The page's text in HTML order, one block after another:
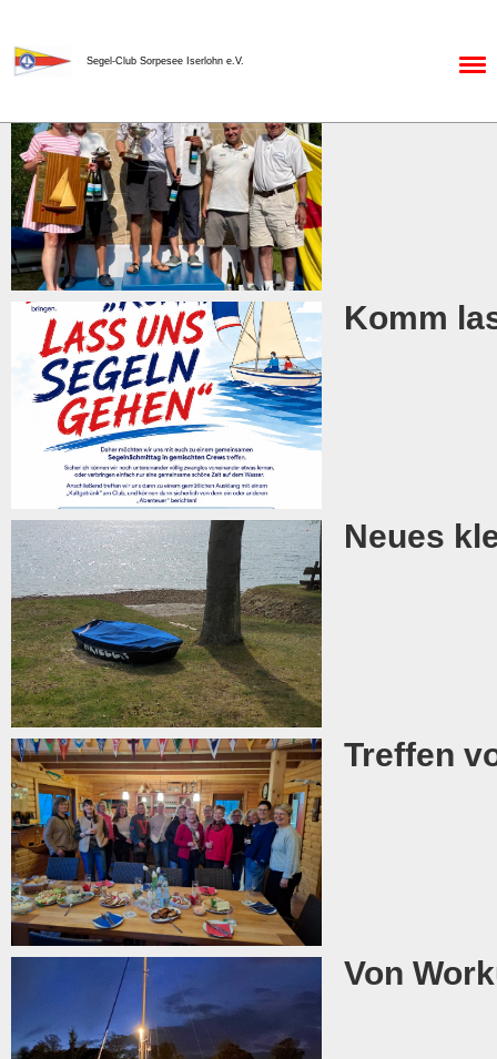
Segel-Club Sorpesee Iserlohn e.V.
Zurück
Komm
Neues
Treffen
Von